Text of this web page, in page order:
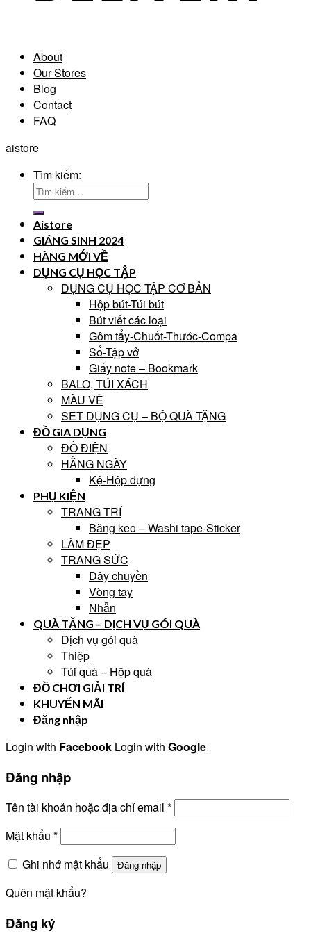
About
Our Stores
Blog
Contact
FAQ
aistore
Tìm kiếm:
Aistore
GIÁNG SINH 2024
HÀNG MỚI VỀ
DỤNG CỤ HỌC TẬP
DỤNG CỤ HỌC TẬP CƠ BẢN
Hộp bút-Túi bút
Bút viết các loại
Gôm tẩy-Chuốt-Thước-Compa
Sổ-Tập vở
Giấy note – Bookmark
BALO, TÚI XÁCH
MÀU VẼ
SET DỤNG CỤ – BỘ QUÀ TẶNG
ĐỒ GIA DỤNG
ĐỒ ĐIỆN
HẰNG NGÀY
Kệ-Hộp đựng
PHỤ KIỆN
TRANG TRÍ
Băng keo – Washi tape-Sticker
LÀM ĐẸP
TRANG SỨC
Dây chuyền
Vòng tay
Nhẫn
QUÀ TẶNG – DỊCH VỤ GÓI QUÀ
Dịch vụ gói quà
Thiệp
Túi quà – Hộp quà
ĐỒ CHƠI GIẢI TRÍ
KHUYẾN MÃI
Đăng nhập
Login with Facebook Login with Google
Đăng nhập
Tên tài khoản hoặc địa chỉ email *
Mật khẩu *
Ghi nhớ mật khẩu
Đăng nhập
Quên mật khẩu?
Đăng ký